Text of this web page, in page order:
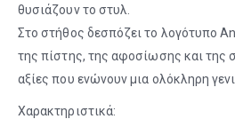
θυσιάζουν το στυλ.
Στο στήθος δεσπόζει το λογότυπο
της πίστης, της αφοσίωσης και της
αξίες που ενώνουν μια ολόκληρη
Χαρακτηριστικά: